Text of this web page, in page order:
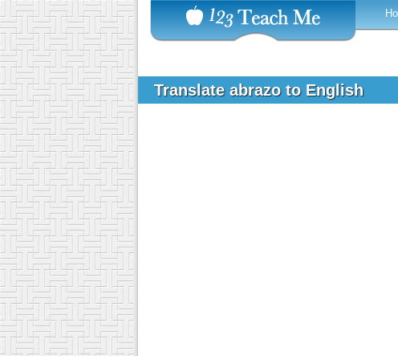
Translate abrazo to English